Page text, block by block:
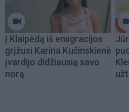
Į Klaipėdą iš emigracijos
grįžusi Karina Kučinskienė
įvardijo didžiausią savo
norą